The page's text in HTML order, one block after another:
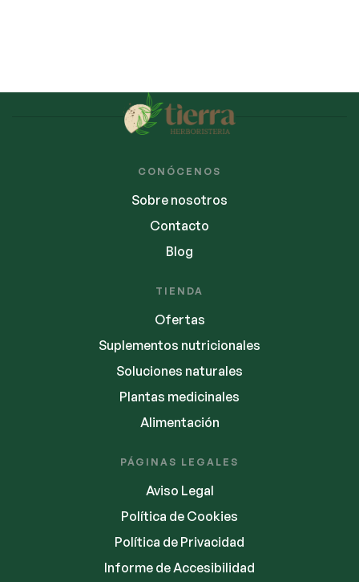
CONÓCENOS
Sobre nosotros
Contacto
Blog
TIENDA
Ofertas
Suplementos nutricionales
Soluciones naturales
Plantas medicinales
Alimentación
PÁGINAS LEGALES
Aviso Legal
Política de Cookies
Política de Privacidad
Informe de Accesibilidad